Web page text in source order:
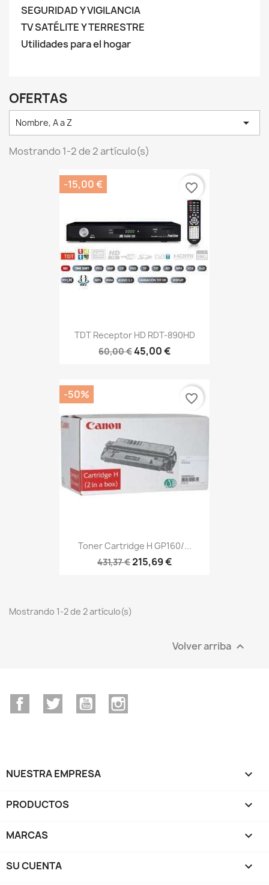
SEGURIDAD Y VIGILANCIA
TV SATÉLITE Y TERRESTRE
Utilidades para el hogar
OFERTAS
Nombre, A a Z 
Mostrando 1-2 de 2 artículo(s)
TDT Receptor HD RDT-890HD
60,00 €45,00 €
-15,00 € favorite_border
Toner Cartridge H GP160/...
431,37 €215,69 €
-50% favorite_border
Mostrando 1-2 de 2 artículo(s)
Volver arriba 
FacebookTwitter YouTube
NUESTRA EMPRESA 
PRODUCTOS 
MARCAS 
SU CUENTA 